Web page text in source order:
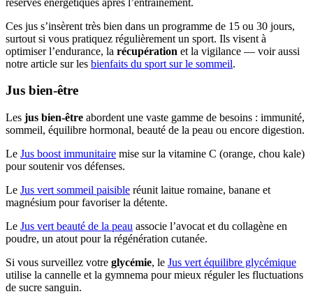
Ces jus s’insèrent très bien dans un programme de 15 ou 30 jours,
surtout si vous pratiquez régulièrement un sport. Ils visent à
optimiser l’endurance, la récupération et la vigilance — voir aussi
notre article sur les bienfaits du sport sur le sommeil.
Jus bien-être
Les jus bien-être abordent une vaste gamme de besoins : immunité,
sommeil, équilibre hormonal, beauté de la peau ou encore digestion.
Le Jus boost immunitaire mise sur la vitamine C (orange, chou kale)
pour soutenir vos défenses.
Le Jus vert sommeil paisible réunit laitue romaine, banane et
magnésium pour favoriser la détente.
Le Jus vert beauté de la peau associe l’avocat et du collagène en
poudre, un atout pour la régénération cutanée.
Si vous surveillez votre glycémie, le Jus vert équilibre glycémique
utilise la cannelle et la gymnema pour mieux réguler les fluctuations
de sucre sanguin.